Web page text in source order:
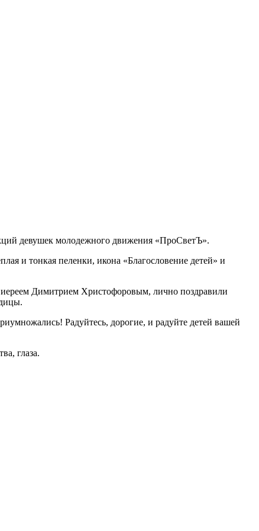
девушек молодежного движения «ПроСветЪ».
и тонкая пеленки, икона «Благословение детей» и
Димитрием Христофоровым, лично поздравили
Радуйтесь, дорогие, и радуйте детей вашей
глаза.